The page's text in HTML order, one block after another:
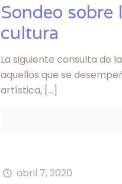
Sondeo sobre
cultura
La siguiente consulta de
aquellos que se
artística, […]
abril 7, 2020